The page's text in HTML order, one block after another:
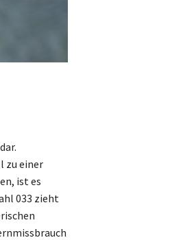
zu einer
ist es
033 zieht